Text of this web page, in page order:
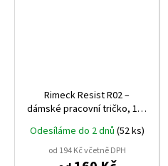
Rimeck Resist R02 –
dámské pracovní tričko, 160
g, 100% předsrážená
bavlna, praní až na 95 °C
Odesíláme do 2 dnů (52 ks)
od 194 Kč včetně DPH